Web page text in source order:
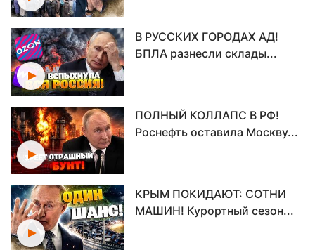
В РУССКИХ ГОРОДАХ АД!
БПЛА разнесли склады...
ПОЛНЫЙ КОЛЛАПС В РФ!
Роснефть оставила Москву...
КРЫМ ПОКИДАЮТ: СОТНИ
МАШИН! Курортный сезон...